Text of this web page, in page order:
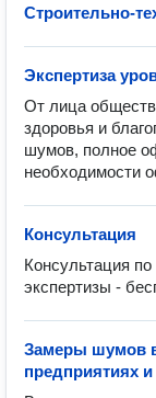
Строительно-
Экспертиза
От лица
здоровья и
шумов, полное
необходимости
Консультация
Консультация
экспертизы -
Замеры шумов
предприятиях